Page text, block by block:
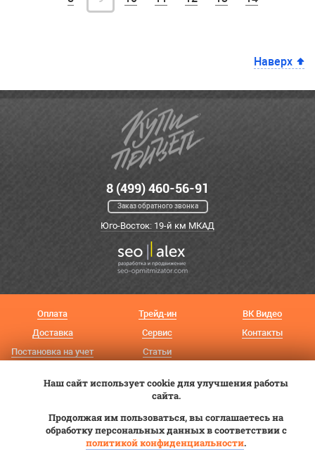
Наверх
8 (499) 460-56-91
Заказ обратного звонка
Юго-Восток: 19-й км МКАД
Оплата
Доставка
Постановка на учет
Трейд-ин
Сервис
Статьи
ВК Видео
Контакты
© 2012—2026 «Купи прицеп»™ (ООО «Авангард», ИНН 9723035587)
Наш сайт использует cookie для улучшения работы
сайта.
Продолжая им пользоваться, вы соглашаетесь на
обработку персональных данных в соответствии с
политикой конфиденциальности.